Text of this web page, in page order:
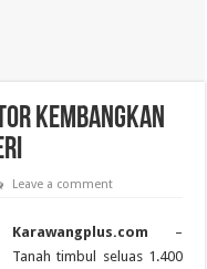
Kembangkan
Leave a comment
Karawangplus.com –
Tanah timbul seluas 1.400